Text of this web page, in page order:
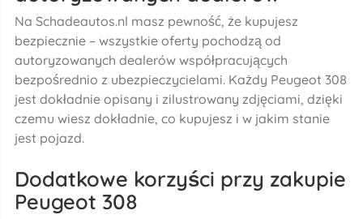
Na Schadeautos.nl masz pewność, że kupujesz
bezpiecznie – wszystkie oferty pochodzą od
autoryzowanych dealerów współpracujących
bezpośrednio z ubezpieczycielami. Każdy Peugeot 308
jest dokładnie opisany i zilustrowany zdjęciami, dzięki
czemu wiesz dokładnie, co kupujesz i w jakim stanie
jest pojazd.
Dodatkowe korzyści przy zakupie
Peugeot 308